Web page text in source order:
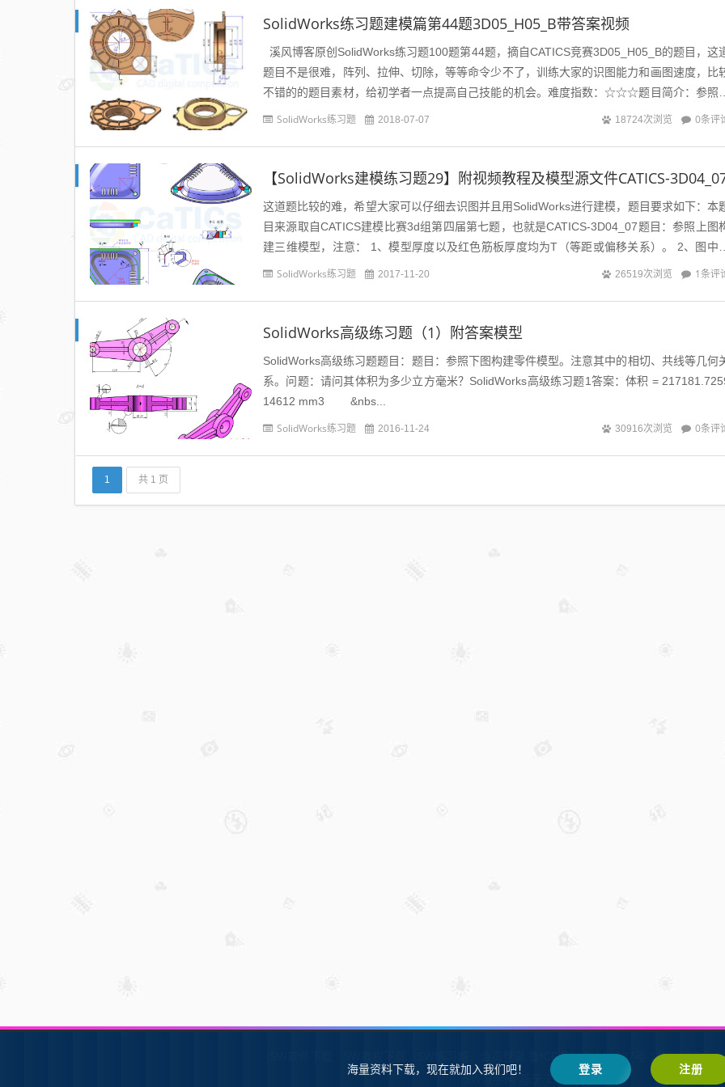
SolidWorks练习题建模篇第44题3D05_H05_B带答案视频
溪风博客原创SolidWorks练习题100题第44题，摘自CATICS竞赛3D05_H05_B的题目，这
题目不是很难，阵列、拉伸、切除，等等命令少不了，训练大家的识图能力和画图速度，比
不错的的题目素材，给初学者一点提高自己技能的机会。难度指数：☆☆☆题目简介：参照
构建立体模型，...
SolidWorks练习题 2018-07-07 18724次浏览 0条评
【SolidWorks建模练习题29】附视频教程及模型源文件CATICS-
这道题比较的难，希望大家可以仔细去识图并且用SolidWorks进行建模，题目要求如下：本
目来源取自CATICS建模比赛3d组第四届第七题，也就是CATICS-3D04_07题目：参照上图
建三维模型，注意： 1、模型厚度以及红色筋板厚度均为T（等距或偏移关系）。 2、图中
色表示的区域，其形状大...
SolidWorks练习题 2017-11-20 26519次浏览 1条评
SolidWorks高级练习题（1）附答案模型
SolidWorks高级练习题题目：题目：参照下图构建零件模型。注意其中的相切、共线等几何
系。问题：请问其体积为多少立方毫米？SolidWorks高级练习题1答案：体积 =
14612 mm3 &nbs...
SolidWorks练习题 2016-11-24 30916次浏览 0条评
1 共 1 页
鲁ICP备2021002287号-1鲁公网安备
SW自学网 Z-BlogPHP 搭建
海量资料下载，现在就加入我们吧！ 登录 注册